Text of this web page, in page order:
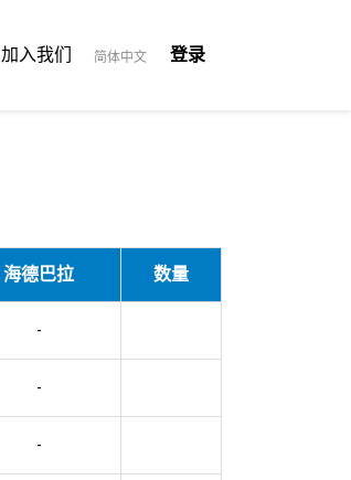
加入我们 简体中文 登录
海德巴拉 数量
-
-
-